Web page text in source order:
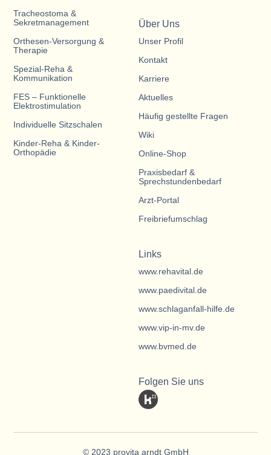
Tracheostoma &
Sekretmanagement
Orthesen-Versorgung &
Therapie
Spezial-Reha &
Kommunikation
FES – Funktionelle
Elektrostimulation
Individuelle Sitzschalen
Kinder-Reha & Kinder-
Orthopädie
Über Uns
Unser Profil
Kontakt
Karriere
Aktuelles
Häufig gestellte Fragen
Wiki
Online-Shop
Praxisbedarf &
Sprechstundenbedarf
Arzt-Portal
Freibriefumschlag
Links
www.rehavital.de
www.paedivital.de
www.schlaganfall-hilfe.de
www.vip-in-mv.de
www.bvmed.de
Folgen Sie uns
© 2023 provita arndt GmbH